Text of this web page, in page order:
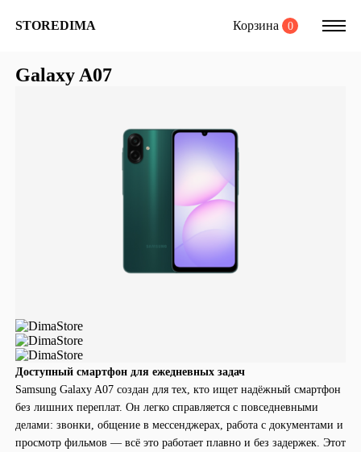
STOREDIMA Корзина 0
Galaxy A07
Доступный смартфон для ежедневных задач
Samsung Galaxy A07 создан для тех, кто ищет надёжный смартфон
без лишних переплат. Он легко справляется с повседневными
делами: звонки, общение в мессенджерах, работа с документами и
просмотр фильмов — всё это работает плавно и без задержек. Этот